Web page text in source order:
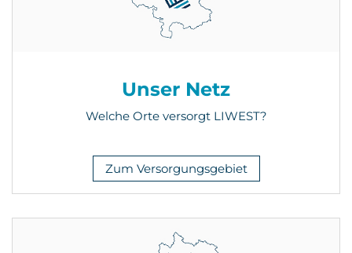
Unser Netz
Welche Orte versorgt LIWEST?
Zum Versorgungsgebiet